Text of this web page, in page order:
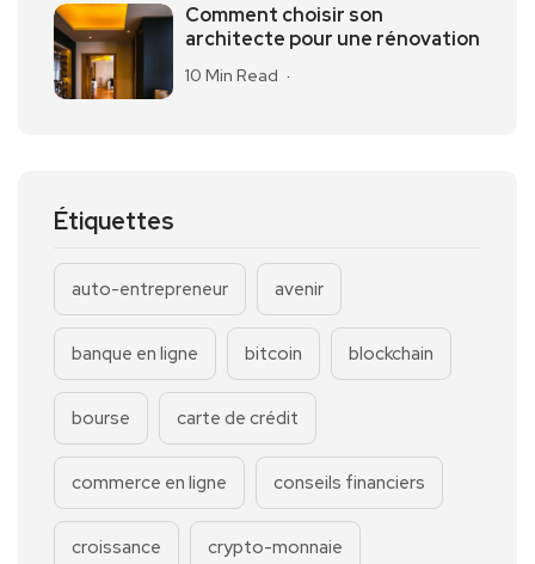
Comment choisir son
architecte pour une rénovation
10 Min Read
Étiquettes
auto-entrepreneur avenir
banque en ligne bitcoin blockchain
bourse carte de crédit
commerce en ligne conseils financiers
croissance crypto-monnaie